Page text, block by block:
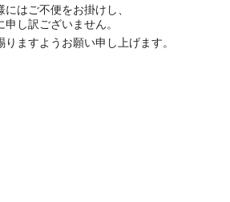
にはご不便をお掛けし、
申し訳ございません。
ますようお願い申し上げます。